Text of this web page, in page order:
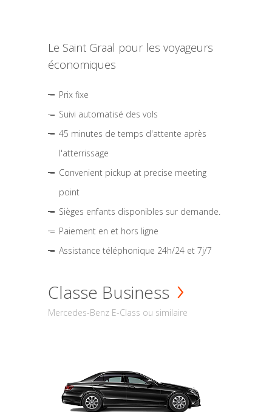
Le Saint Graal pour les voyageurs
économiques
Prix fixe
Suivi automatisé des vols
45 minutes de temps d'attente après
l'atterrissage
Convenient pickup at precise meeting
point
Sièges enfants disponibles sur demande.
Paiement en et hors ligne
Assistance téléphonique 24h/24 et 7j/7
Classe Business
Mercedes-Benz E-Class ou similaire